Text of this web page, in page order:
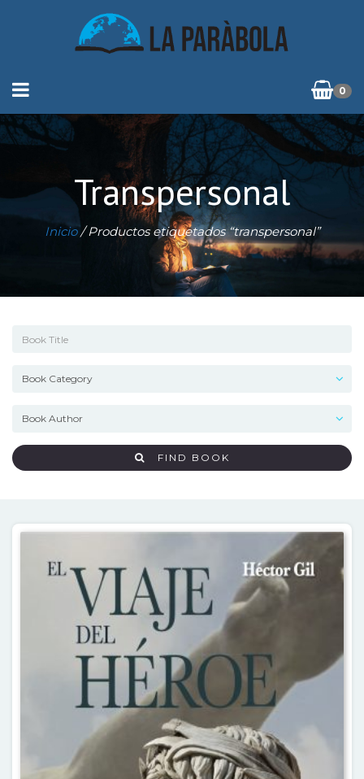
0
Transpersonal
Inicio/ Productos etiquetados “transpersonal”
FIND BOOK